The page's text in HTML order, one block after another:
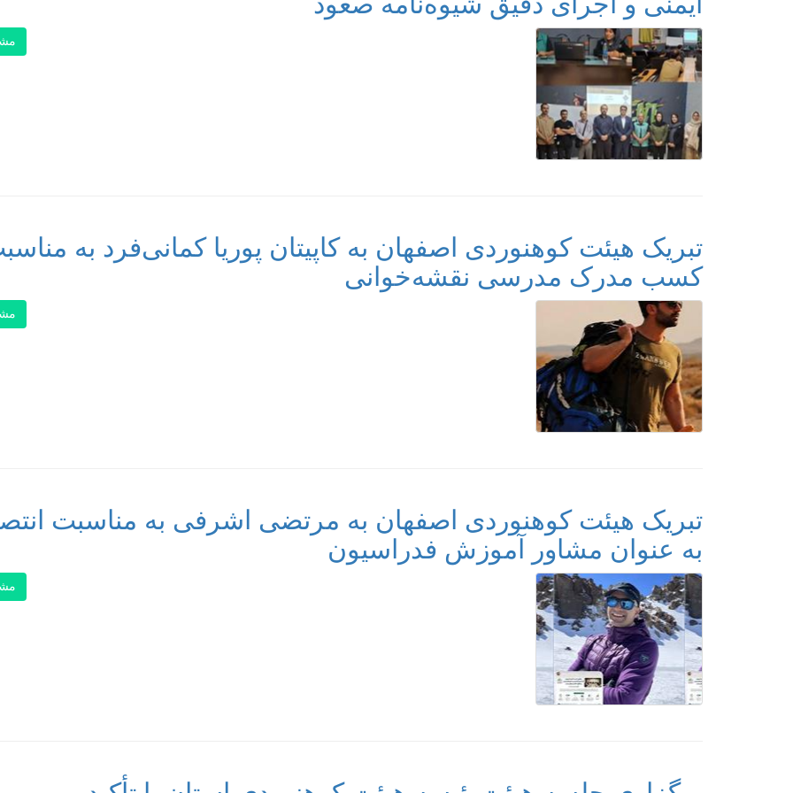
تبریک هیئت کوهنوردی اصفهان به کاپیتان پوریا کمانی‌فرد به
کسب مدرک مدرسی نقشه‌خوانی
تبریک هیئت کوهنوردی اصفهان به مرتضی اشرفی به مناسبت
به عنوان مشاور آموزش فدراسیون